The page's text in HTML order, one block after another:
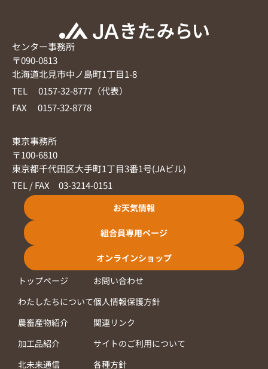
センター事務所
〒090-0813
北海道北見市中ノ島町1丁目1-8
TEL 0157-32-8777（代表）
FAX 0157-32-8778
東京事務所
〒100-6810
東京都千代田区大手町1丁目3番1号(JAビル)
TEL / FAX 03-3214-0151
お天気情報
組合員専用ページ
オンラインショップ
トップページ
わたしたちについて
農畜産物紹介
加工品紹介
北未来通信
お問い合わせ
個人情報保護方針
関連リンク
サイトのご利用について
各種方針